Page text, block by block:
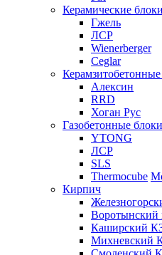
Керамические блоки
Гжель
ЛСР
Wienerberger
Ceglar
Алексин
RRD
Хоган Рус
Газобетонные блоки
YTONG
ЛСР
SLS
Thermocube
Кирпич
Воротынский
Каширский
Михневский